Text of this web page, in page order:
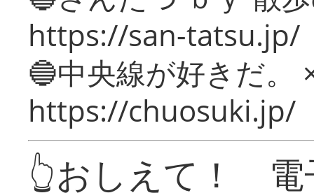
https://san-tatsu.jp/
🔵中央線が好きだ。
https://chuosuki.jp/
👆おしえて！ 電